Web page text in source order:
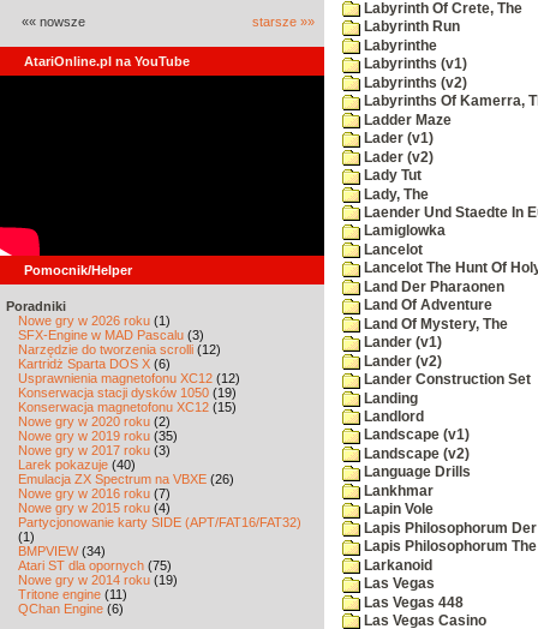
«« nowsze starsze »»
AtariOnline.pl na YouTube
Pomocnik/Helper
Poradniki
Nowe gry w 2026 roku (1)
SFX-Engine w MAD Pascalu (3)
Narzędzie do tworzenia scrolli (12)
Kartridż Sparta DOS X (6)
Usprawnienia magnetofonu XC12 (12)
Konserwacja stacji dysków 1050 (19)
Konserwacja magnetofonu XC12 (15)
Nowe gry w 2020 roku (2)
Nowe gry w 2019 roku (35)
Nowe gry w 2017 roku (3)
Larek pokazuje (40)
Emulacja ZX Spectrum na VBXE (26)
Nowe gry w 2016 roku (7)
Nowe gry w 2015 roku (4)
Partycjonowanie karty SIDE (APT/FAT16/FAT32)
(1)
BMPVIEW(34)
Atari ST dla opornych (75)
Nowe gry w 2014 roku (19)
Tritone engine (11)
QChan Engine (6)
Labyrinth Of Crete, The
Labyrinth Run
Labyrinthe
Labyrinths (v1)
Labyrinths (v2)
Labyrinths Of Kamerra,
Ladder Maze
Lader (v1)
Lader (v2)
Lady Tut
Lady, The
Laender Und Staedte In
Lamiglowka
Lancelot
Lancelot The Hunt Of
Land Der Pharaonen
Land Of Adventure
Land Of Mystery, The
Lander (v1)
Lander (v2)
Lander Construction Set
Landing
Landlord
Landscape (v1)
Landscape (v2)
Language Drills
Lankhmar
Lapin Vole
Lapis Philosophorum
Lapis Philosophorum
Larkanoid
Las Vegas
Las Vegas 448
Las Vegas Casino